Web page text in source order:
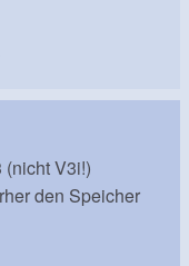
V3i!)
den Speicher